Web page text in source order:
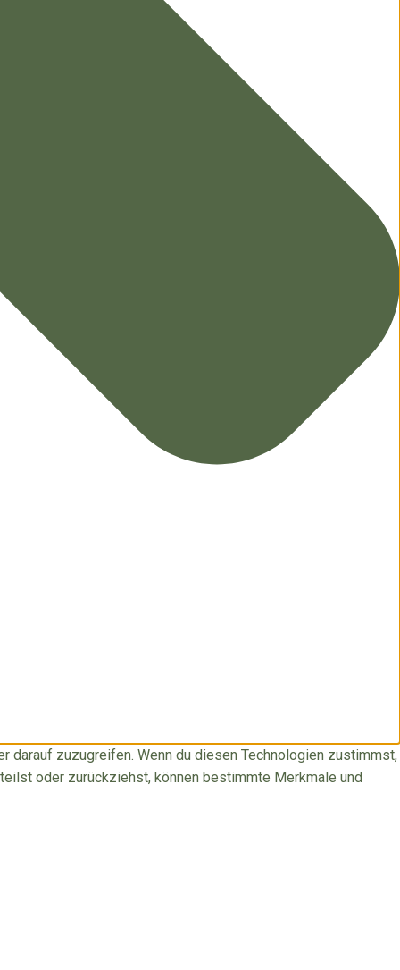
darauf zuzugreifen. Wenn du diesen Technologien zustimmst,
oder zurückziehst, können bestimmte Merkmale und